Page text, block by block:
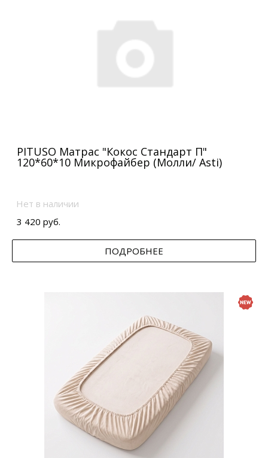
PITUSO Матрас "Кокос Стандарт П"
120*60*10 Микрофайбер (Молли/ Asti)
Нет в наличии
3 420 руб.
ПОДРОБНЕЕ